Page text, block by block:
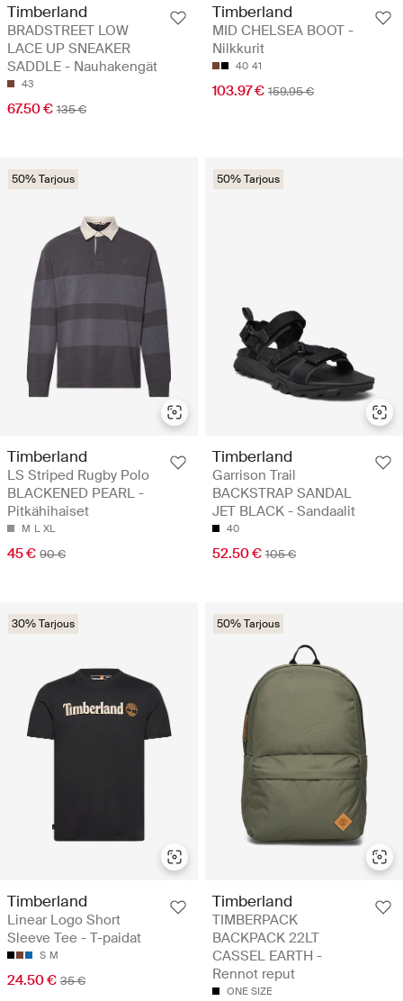
Timberland
BRADSTREET LOW
LACE UP SNEAKER
SADDLE - Nauhakengät
43
67.50 € 135 €
Timberland
MID CHELSEA BOOT -
Nilkkurit
40 41
103.97 € 159.95 €
50% Tarjous
Timberland
LS Striped Rugby Polo
BLACKENED PEARL -
Pitkähihaiset
M L XL
45 € 90 €
50% Tarjous
Timberland
Garrison Trail
BACKSTRAP SANDAL
JET BLACK - Sandaalit
40
52.50 € 105 €
30% Tarjous
Timberland
Linear Logo Short
Sleeve Tee - T-paidat
S M
24.50 € 35 €
50% Tarjous
Timberland
TIMBERPACK
BACKPACK 22LT
CASSEL EARTH -
Rennot reput
ONE SIZE